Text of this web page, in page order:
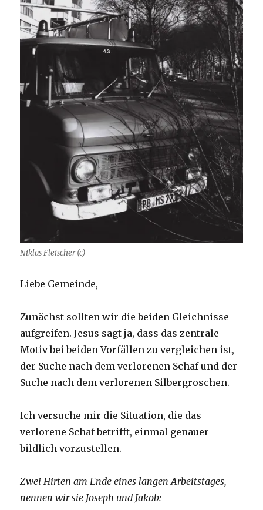
Niklas Fleischer (c)
Liebe Gemeinde,
Zunächst sollten wir die beiden Gleichnisse
aufgreifen. Jesus sagt ja, dass das zentrale
Motiv bei beiden Vorfällen zu vergleichen ist,
der Suche nach dem verlorenen Schaf und der
Suche nach dem verlorenen Silbergroschen.
Ich versuche mir die Situation, die das
verlorene Schaf betrifft, einmal genauer
bildlich vorzustellen.
Zwei Hirten am Ende eines langen Arbeitstages,
nennen wir sie Joseph und Jakob: